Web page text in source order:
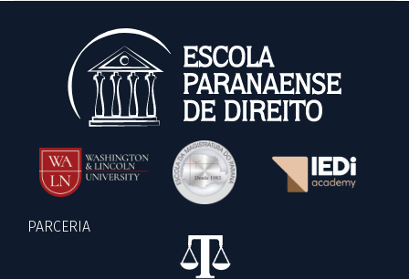
PARCERIA